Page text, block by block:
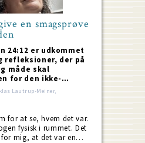
en smagsprøve
24:12 er udkommet
refleksioner, der på
måde skal
for den ikke-…
Lautrup-Meiner,
for at se, hvem det var.
fysisk i rummet. Det
mig, at det var en…